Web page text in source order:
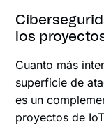
los
Cuanto más
superficie de
es un
proyectos de